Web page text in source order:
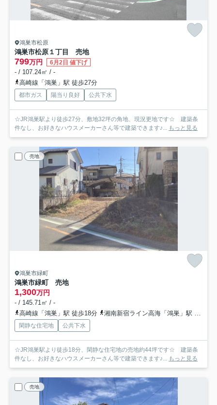
鴻巣市松原
鴻巣市松原１丁目 売地
799万円 6月2日 値下げ
- / 107.24㎡ / -
高崎線「鴻巣」駅 徒歩27分
都市ガス 陽当り良好 公共下水
☆JR鴻巣駅より徒歩27分、敷地32坪の角地、現況更地です☆ 建築条
件なし、お好きなハウスメーカーさん等で建築できます♪... もっと見る
売地
鴻巣市緑町
鴻巣市緑町 売地
1,300万円
- / 145.71㎡ / -
高崎線「鴻巣」駅 徒歩18分
湘南新宿ライン高海「鴻巣」駅 徒歩18分
閑静な住宅地 公共下水
☆JR鴻巣駅より徒歩18分、閑静な住宅地の売地約44坪です☆ 建築条
件なし、お好きなハウスメーカーさん等で建築できます♪... もっと見る
売地